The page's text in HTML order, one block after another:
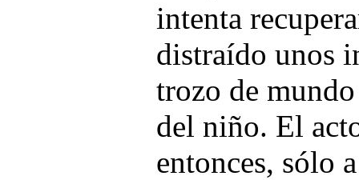
intenta
distraído unos
trozo de
del niño. El
entonces, sólo